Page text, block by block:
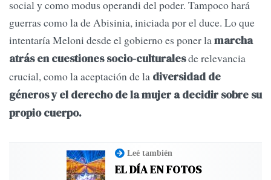
social y como modus operandi del poder. Tampoco hará
guerras como la de Abisinia, iniciada por el duce. Lo que
intentaría Meloni desde el gobierno es poner lamarcha
atrás en cuestiones socio-culturalesde relevancia
crucial, como la aceptación de la diversidad de
géneros y el derecho de la mujer a decidir sobre su
propio cuerpo.
Leé también
EL DÍA EN FOTOS